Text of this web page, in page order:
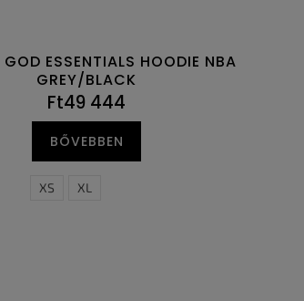
GOD ESSENTIALS HOODIE NBA
GREY/BLACK
Ft49 444
BŐVEBBEN
XS XL